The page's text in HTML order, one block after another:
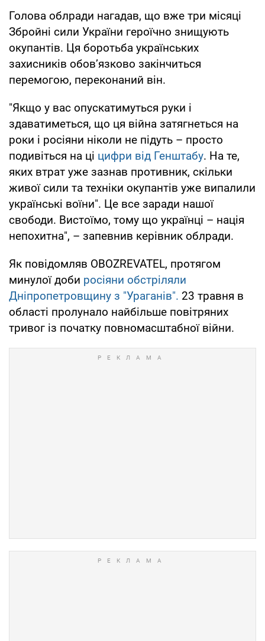
Голова облради нагадав, що вже три місяці
Збройні сили України героїчно знищують
окупантів. Ця боротьба українських
захисників обов’язково закінчиться
перемогою, переконаний він.
"Якщо у вас опускатимуться руки і
здаватиметься, що ця війна затягнеться на
роки і росіяни ніколи не підуть – просто
подивіться на ці цифри від Генштабу. На те,
яких втрат уже зазнав противник, скільки
живої сили та техніки окупантів уже випалили
українські воїни". Це все заради нашої
свободи. Вистоїмо, тому що українці – нація
непохитна", – запевнив керівник облради.
Як повідомляв OBOZREVATEL, протягом
минулої доби росіяни обстріляли
Дніпропетровщину з "Ураганів". 23 травня в
області пролунало найбільше повітряних
тривог із початку повномасштабної війни.